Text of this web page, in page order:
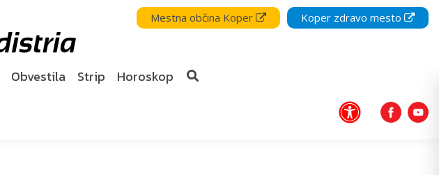
Mestna občina Koper Koper zdravo mesto
Obvestila Strip Horoskop